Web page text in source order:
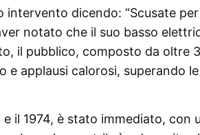
dicendo: “Scusate
notato che il suo basso
il pubblico, composto da oltre
applausi calorosi, superando
il 1974, è stato immediato, con